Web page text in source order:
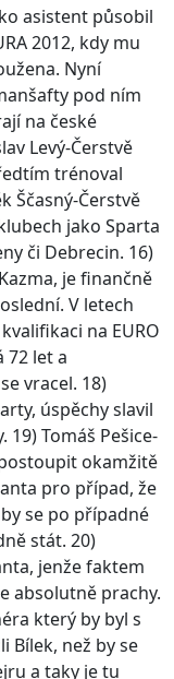
asistent působil
2012, kdy mu
Nyní
pod ním
na české
Levý-Čerstvě
trénoval
Ščasný-Čerstvě
jako Sparta
či Debrecin. 16)
je finančně
V letech
na EURO
72 let a
vracel. 18)
úspěchy slavil
19) Tomáš Pešice-
okamžitě
pro případ, že
se po případné
stát. 20)
jenže faktem
absolutně prachy.
který by byl s
Bílek, než by se
a taky je tu